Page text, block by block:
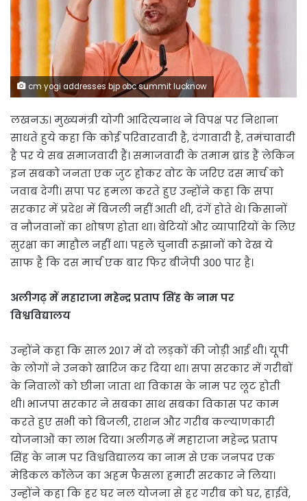
cm yogi addresses bjp obc summit lucknow
लखनऊ। मुख्यमंत्री योगी आदित्यनाथ ने विपक्ष पर निशाना
साधते हुये कहा कि कोई परिवारवादी है, दंगावादी है, तमंचावादी
है पर ये सब समाजवादी हैं। समाजवादी के तमाम ब्रांड हैं लेकिन
इन सबको जनता एक जुट होकर वोट के जरिए दस मार्च को
जवाब देगी। सपा पर हमला करते हुए उन्होंने कहा कि सपा
सरकार में प्रदेश में बिजली नहीं आती थी, दंगें होते थे। किसानों
व नौजवानों का शोषण होता था। बेटियों और व्यापारियों के लिए
सुरक्षा का माहौल नहीं था। पहले चुनावी रूझानों को देख ये
साफ है कि दस मार्च एक बार फिर बीजेपी 300 पार है।
अलीगढ़ में महाराजा महेन्द्र प्रताप सिंह के नाम पर
विश्वविद्यालय
उन्होंने कहा कि साल 2017 में दो लड़कों की जोड़ी आई थी। यूपी
के लोगों ने उनको खारिज कर दिया था। सपा सरकार में गरीबों
के निवालों को छीना जाता था विकास के नाम पर लूट होती
थी। भाजपा सरकार ने सबका साथ सबका विकास पर काम
करते हुए सभी को बिजली, राशन और गरीब कल्याणकारी
योजनाओं का लाभ दिया। अलीगढ़ में महाराजा महेन्द्र प्रताप
सिंह के नाम पर विश्वविद्यालय का नाम से एक जनपद एक
मेडिकल कॉलेज का अहम फैसला हमारी सरकार ने लिया।
उन्होंने कहा कि हर घर नल योजना से हर गरीब को घर, हाईवे,